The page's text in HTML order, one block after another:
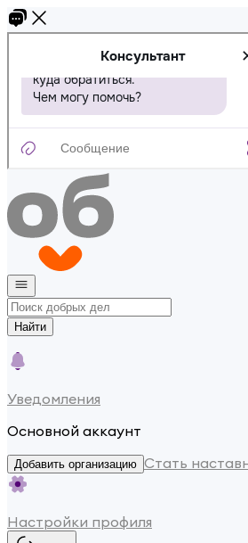
Найти
Уведомления
Основной аккаунт
Добавить организацию Стать
Настройки профиля